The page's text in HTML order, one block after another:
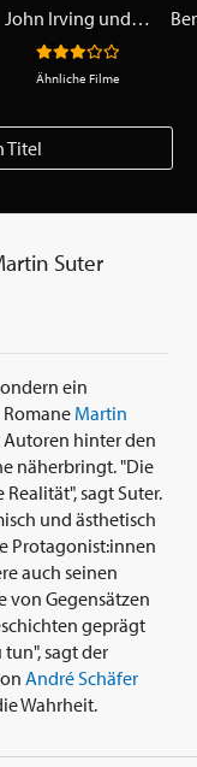
John Irving und wie er die Welt sieht
Ähnliche Filme
Titel
Suter
ein
Martin
Autoren hinter den
näherbringt. "Die
sagt Suter.
und ästhetisch
Protagonist:innen
auch seinen
von Gegensätzen
geprägt
sagt der
André Schäfer
Wahrheit.